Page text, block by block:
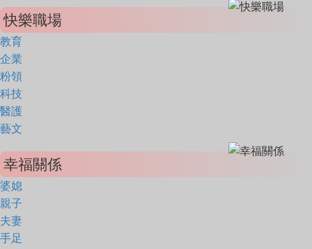
快樂職場
教育
企業
粉領
科技
醫護
藝文
幸福關係
婆媳
親子
夫妻
手足